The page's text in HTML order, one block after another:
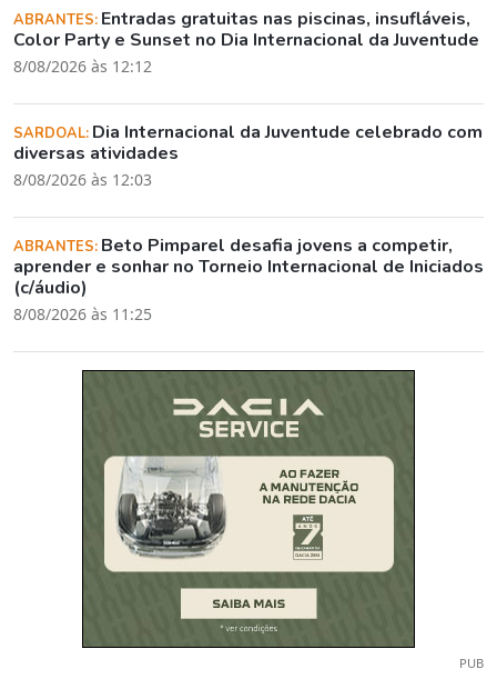
ABRANTES: Entradas gratuitas nas piscinas, insufláveis,
Color Party e Sunset no Dia Internacional da Juventude
8/08/2026 às 12:12
SARDOAL: Dia Internacional da Juventude celebrado com
diversas atividades
8/08/2026 às 12:03
ABRANTES: Beto Pimparel desafia jovens a competir,
aprender e sonhar no Torneio Internacional de Iniciados
(c/áudio)
8/08/2026 às 11:25
PUB